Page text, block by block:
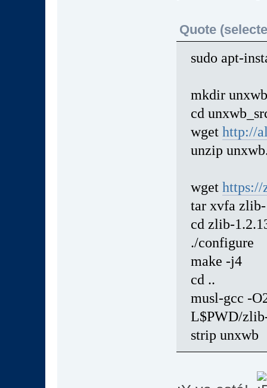
Quote
sudo apt-
mkdir
cd
wget http://
unzip
wget https://
tar xvfa
cd zlib-
./configure
make -j4
cd ..
musl-gcc -
L$PWD/
strip unxwb